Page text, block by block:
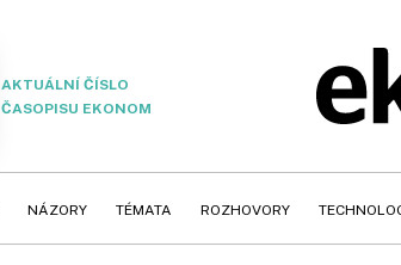
AKTUÁLNÍ ČÍSLO
ČASOPISU EKONOM
NÁZORY TÉMATA ROZHOVORY